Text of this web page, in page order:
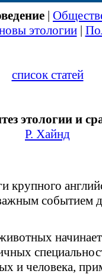
|
этологии|
список статей
этологии и
Р. Хайнд
крупного
событием
и человека,